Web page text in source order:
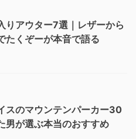
りアウター7選｜レザーから
たくぞーが本音で語る
スのマウンテンパーカー30
男が選ぶ本当のおすすめ